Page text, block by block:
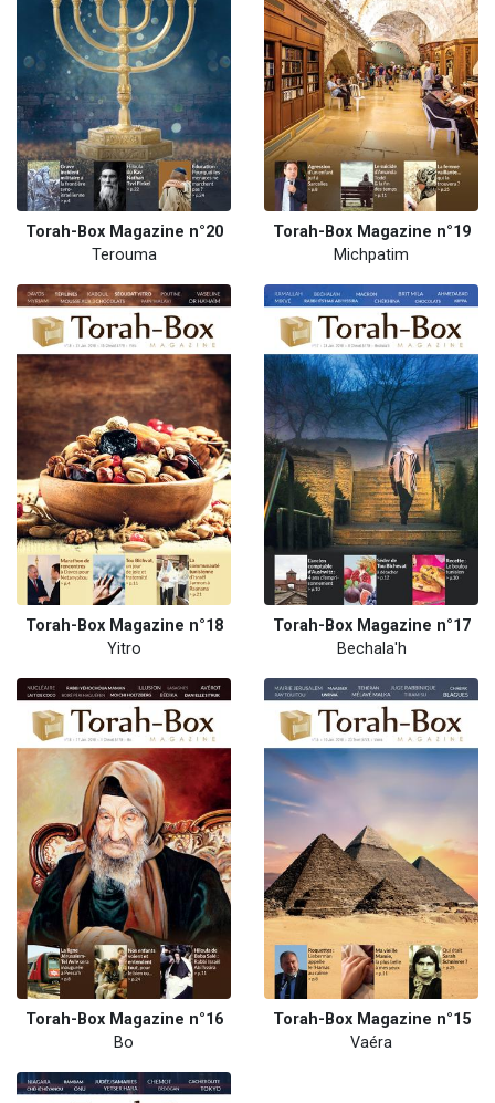
Torah-Box Magazine n°20
Terouma
Torah-Box Magazine n°19
Michpatim
Torah-Box Magazine n°18
Yitro
Torah-Box Magazine n°17
Bechala'h
Torah-Box Magazine n°16
Bo
Torah-Box Magazine n°15
Vaéra